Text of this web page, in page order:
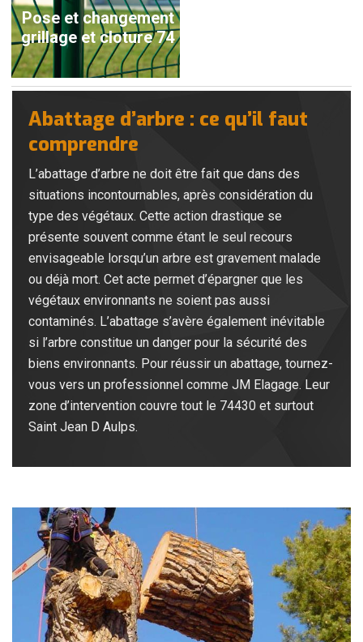
Pose et changement
grillage et cloture 74
Abattage d’arbre : ce qu’il faut
comprendre
L’abattage d’arbre ne doit être fait que dans des
situations incontournables, après considération du
type des végétaux. Cette action drastique se
présente souvent comme étant le seul recours
envisageable lorsqu’un arbre est gravement malade
ou déjà mort. Cet acte permet d’épargner que les
végétaux environnants ne soient pas aussi
contaminés. L’abattage s’avère également inévitable
si l’arbre constitue un danger pour la sécurité des
biens environnants. Pour réussir un abattage, tournez-
vous vers un professionnel comme JM Elagage. Leur
zone d’intervention couvre tout le 74430 et surtout
Saint Jean D Aulps.